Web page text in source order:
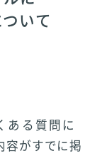
いて
ある質問に
容がすでに掲